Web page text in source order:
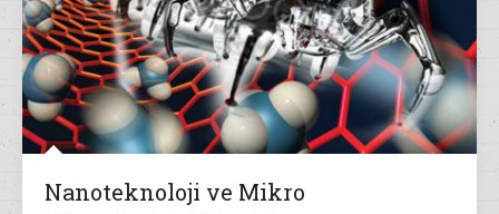
Nanoteknoloji ve Mikro